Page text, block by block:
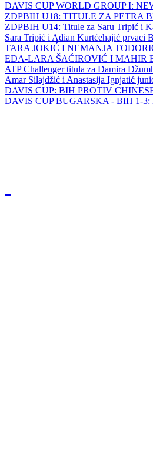
DAVIS CUP WORLD GROUP I:
ZDPBIH U18: TITULE ZA PETRA
ZDPBIH U14: Titule za Saru Tripić i
Sara Tripić i Adian Kurtćehajić prvaci
TARA JOKIĆ I NEMANJA
EDA-LARA ŠAĆIROVIĆ I MAHIR
ATP Challenger titula za Damira
Amar Silajdžić i Anastasija Ignjatić
DAVIS CUP: BIH PROTIV
DAVIS CUP BUGARSKA - BIH 1-